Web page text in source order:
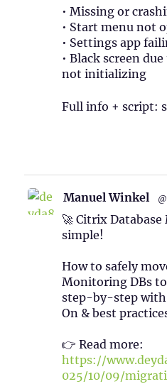
• Missing or
• Start menu not
• Settings app
• Black screen
not initializing
Full info + script:
Manuel Winkel
🚀 Citrix
simple!
How to safely
Monitoring DBs
step-by-step with
On & best
👉 Read more:
https://
025/10/09/